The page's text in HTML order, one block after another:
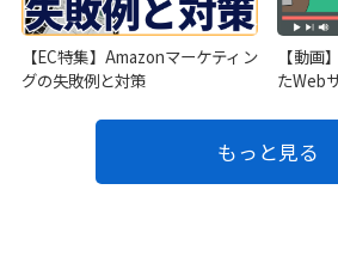
【EC特集】Amazonマーケティン
グの失敗例と対策
【動画
たWeb
もっと見る